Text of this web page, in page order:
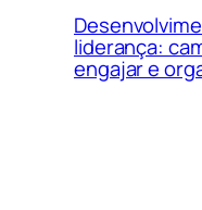
liderança:
engajar e